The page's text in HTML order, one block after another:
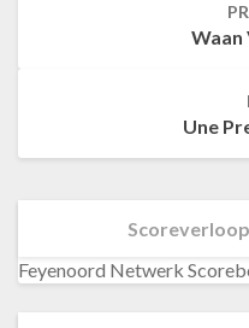
Waan
Une
Feyenoord Netwerk